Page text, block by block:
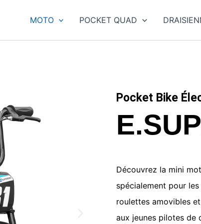
MOTO POCKET QUAD
Pocket Bike
Découvrez la mini
spécialement pour
roulettes amovibles
aux jeunes pilotes de